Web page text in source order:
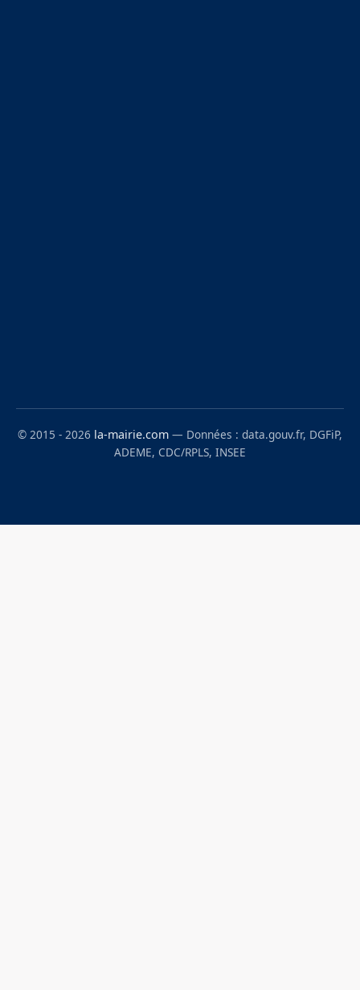
© 2015 - 2026 la-mairie.com — Données : data.gouv.fr, DGFiP,
ADEME, CDC/RPLS, INSEE